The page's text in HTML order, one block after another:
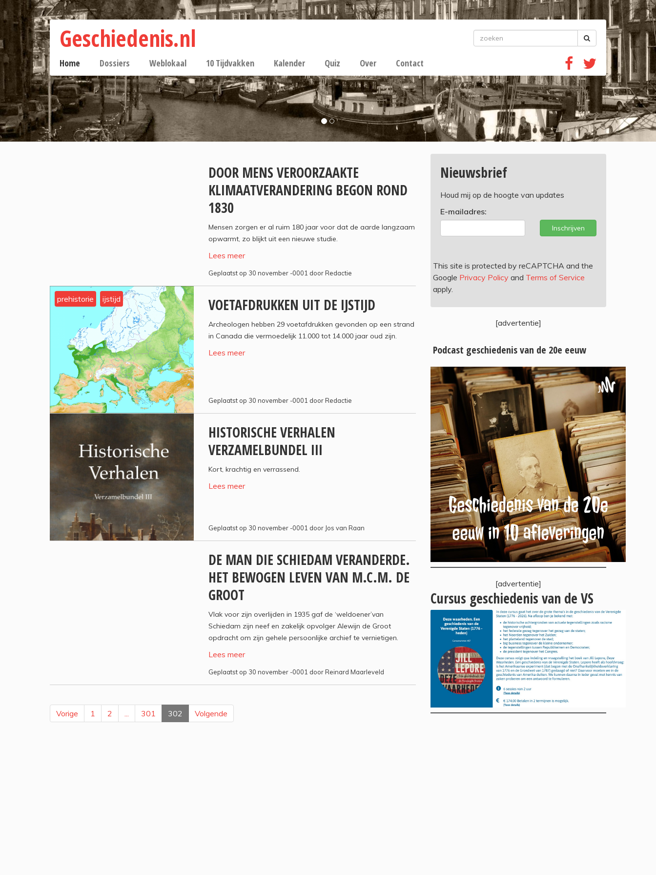
Geschiedenis.nl
Home Dossiers Weblokaal 10 Tijdvakken Kalender Quiz Over Contact
DOOR MENS VEROORZAAKTE
KLIMAATVERANDERING BEGON ROND
1830
Mensen zorgen er al ruim 180 jaar voor dat de aarde langzaam
opwarmt, zo blijkt uit een nieuwe studie.
Lees meer
Geplaatst op 30 november -0001 door Redactie
prehistorie ijstijd VOETAFDRUKKEN UIT DE IJSTIJD
Archeologen hebben 29 voetafdrukken gevonden op een strand
in Canada die vermoedelijk 11.000 tot 14.000 jaar oud zijn.
Lees meer
Geplaatst op 30 november -0001 door Redactie
HISTORISCHE VERHALEN
VERZAMELBUNDEL III
Kort, krachtig en verrassend.
Lees meer
Geplaatst op 30 november -0001 door Jos van Raan
DE MAN DIE SCHIEDAM VERANDERDE.
HET BEWOGEN LEVEN VAN M.C.M. DE
GROOT
Vlak voor zijn overlijden in 1935 gaf de ‘weldoener’van
Schiedam zijn neef en zakelijk opvolger Alewijn de Groot
opdracht om zijn gehele persoonlijke archief te vernietigen.
Lees meer
Geplaatst op 30 november -0001 door Reinard Maarleveld
Vorige 1 2 ... 301 302 Volgende
Nieuwsbrief
Houd mij op de hoogte van updates
E-mailadres:
Inschrijven
This site is protected by reCAPTCHA and the
Google Privacy Policy and Terms of Service
apply.
[advertentie]
Podcast geschiedenis van de 20e eeuw
[advertentie]
Cursus geschiedenis van de VS